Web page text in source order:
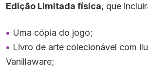
Edição Limitada física, que
Uma cópia do jogo;
Livro de arte colecionável com
Vanillaware;